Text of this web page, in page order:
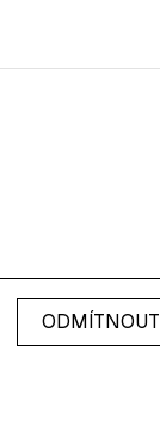
ODMÍTNOUT